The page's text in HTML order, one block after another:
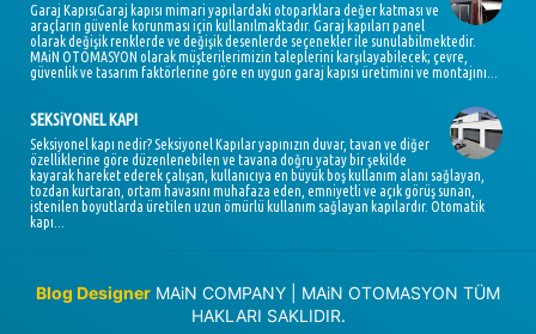
Garaj KapısıGaraj kapısı mimari yapılardaki otoparklara değer katması ve
araçların güvenle korunması için kullanılmaktadır. Garaj kapıları panel
olarak değişik renklerde ve değişik desenlerde seçenekler ile sunulabilmektedir.
MAiN OTOMASYON olarak müşterilerimizin taleplerini karşılayabilecek; çevre,
güvenlik ve tasarım faktörlerine göre en uygun garaj kapısı üretimini ve montajını...
SEKSiYONEL KAPI
Seksiyonel kapı nedir? Seksiyonel Kapılar yapınızın duvar, tavan ve diğer
özelliklerine göre düzenlenebilen ve tavana doğru yatay bir şekilde
kayarak hareket ederek çalışan, kullanıcıya en büyük boş kullanım alanı sağlayan,
tozdan kurtaran, ortam havasını muhafaza eden, emniyetli ve açık görüş sunan,
istenilen boyutlarda üretilen uzun ömürlü kullanım sağlayan kapılardır. Otomatik
kapı...
Blog Designer MAiN COMPANY | MAiN OTOMASYON TÜM
HAKLARI SAKLIDIR.